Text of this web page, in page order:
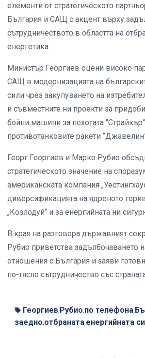
елементи от стратегическото
България и САЩ с акцент върху
сътрудничеството в областта на
енергетика.
Министър Георгиев оцени високо
САЩ в модернизацията на
сили чрез закупуването на
и съвместните ни проекти за
бойни машини за пехотата
противотанковите ракети
Георг Георгиев и Марко Рубио
стратегическото значение на
американската компания
диверсификацията на ядреното
„Козлодуй“ и за енергийната ни
В края на разговора държавният
Рубио приветства задълбочаването
отношения с България и заяви
по-тясно сътрудничество със
Георгиев, Рубио,по телефона,
заедно,отбраната,енергийната